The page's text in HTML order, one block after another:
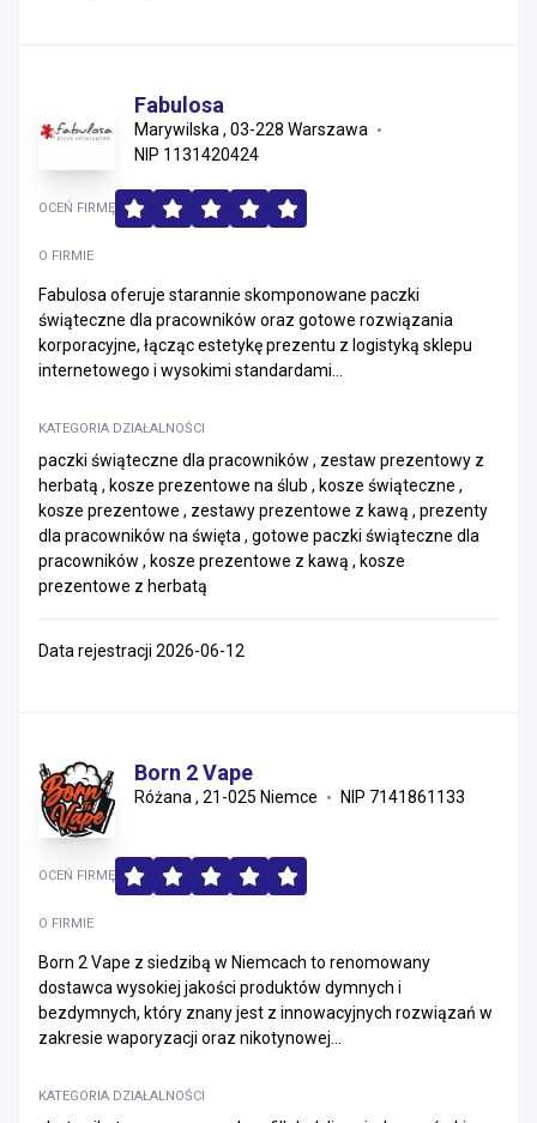
Fabulosa
Marywilska , 03-228 Warszawa
NIP 1131420424
O FIRMIE
Fabulosa oferuje starannie skomponowane paczki
świąteczne dla pracowników oraz gotowe rozwiązania
korporacyjne, łącząc estetykę prezentu z logistyką sklepu
internetowego i wysokimi standardami...
KATEGORIA DZIAŁALNOŚCI
paczki świąteczne dla pracowników , zestaw prezentowy z
herbatą , kosze prezentowe na ślub , kosze świąteczne ,
kosze prezentowe , zestawy prezentowe z kawą , prezenty
dla pracowników na święta , gotowe paczki świąteczne dla
pracowników , kosze prezentowe z kawą , kosze
prezentowe z herbatą
OCEŃ FIRMĘ
Data rejestracji 2026-06-12
Born 2 Vape
Różana , 21-025 Niemce NIP 7141861133
O FIRMIE
Born 2 Vape z siedzibą w Niemcach to renomowany
dostawca wysokiej jakości produktów dymnych i
bezdymnych, który znany jest z innowacyjnych rozwiązań w
zakresie waporyzacji oraz nikotynowej...
KATEGORIA DZIAŁALNOŚCI
OCEŃ FIRMĘ